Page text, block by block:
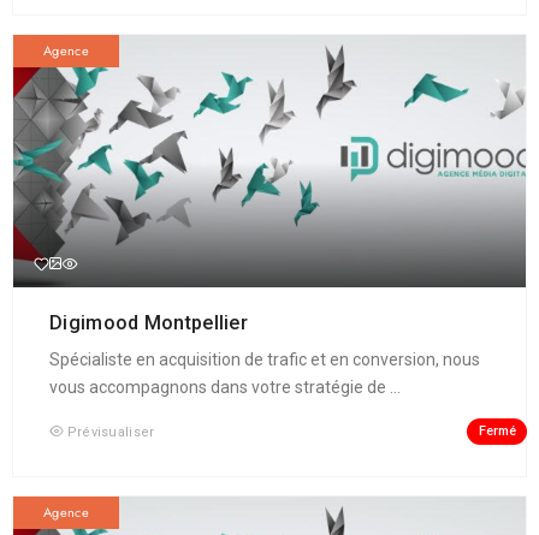
Agence
Digimood Montpellier
Spécialiste en acquisition de trafic et en conversion, nous
vous accompagnons dans votre stratégie de ...
Prévisualiser Fermé
Agence